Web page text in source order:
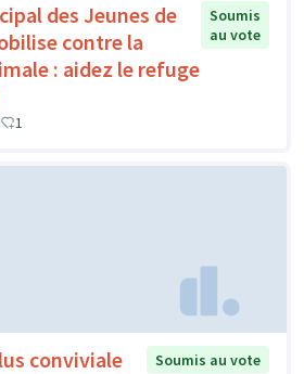
des Jeunes de
contre la
: aidez le refuge
Soumis
au vote
1
conviviale
Soumis au vote